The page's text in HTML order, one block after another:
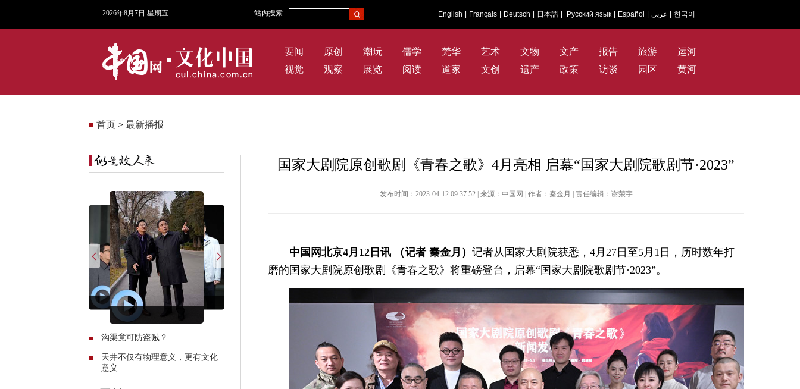
2026年8月7日 星期五 站内搜索 English Français Deutsch 日本語 Русский язык Español عربي 한국어
要闻 原创 潮玩 儒学 梵华 艺术 文物 文产 报告 旅游
运河
视觉
观察 展览 阅读 道家 文创 遗产 政策 访谈 园区 黄河
首页 > 最新播报
沟渠竟可防盗贼？
天井不仅有物理意义，更有文化
意义
国家大剧院原创歌剧《青春之歌》4月亮相 启幕“国家大剧院歌剧节·2023”
发布时间：2023-04-12 09:37:52 | 来源：中国网 | 作者：秦金月 | 责任编辑：谢荣宇
中国网北京4月12日讯 （记者 秦金月） 记者从国家大剧院获悉，4月27日至5月1日，历时数年打
磨的国家大剧院原创歌剧《青春之歌》将重磅登台，启幕“国家大剧院歌剧节·2023”。